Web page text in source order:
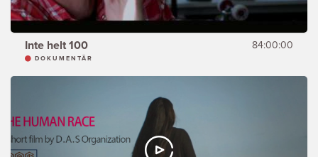
Inte helt 100 84:00:00
DOKUMENTÄR